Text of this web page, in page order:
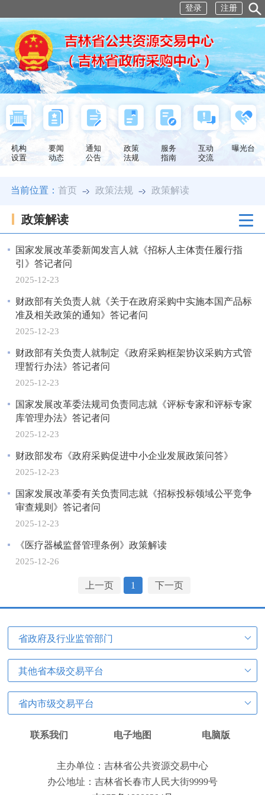
登录 注册
机构
设置
要闻
动态
通知
公告
政策
法规
服务
指南
互动
交流
曝光台
当前位置：首页 政策法规 政策解读
政策解读
国家发展改革委新闻发言人就《招标人主体责任履行指
引》答记者问
2025-12-23
财政部有关负责人就《关于在政府采购中实施本国产品标
准及相关政策的通知》答记者问
2025-12-23
财政部有关负责人就制定《政府采购框架协议采购方式管
理暂行办法》答记者问
2025-12-23
国家发展改革委法规司负责同志就《评标专家和评标专家
库管理办法》答记者问
2025-12-23
财政部发布《政府采购促进中小企业发展政策问答》
2025-12-23
国家发展改革委有关负责同志就《招标投标领域公平竞争
审查规则》答记者问
2025-12-23
《医疗器械监督管理条例》政策解读
2025-12-26
上一页 1 下一页
省政府及行业监管部门
其他省本级交易平台
省内市级交易平台
联系我们 电子地图 电脑版
主办单位：吉林省公共资源交易中心
办公地址：吉林省长春市人民大街9999号